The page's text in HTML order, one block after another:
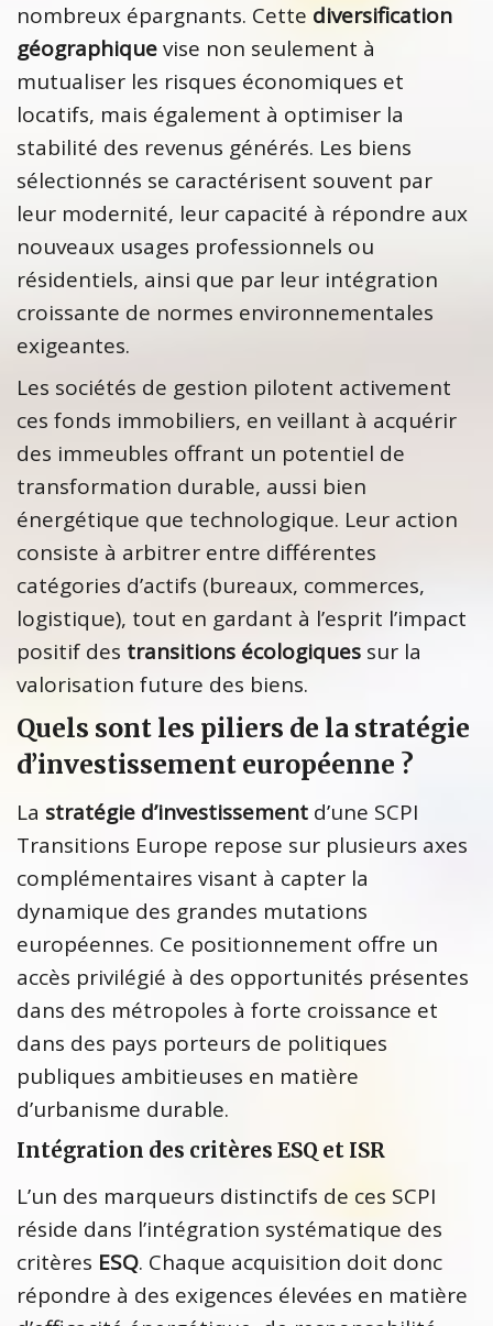
nombreux épargnants. Cette diversification
géographiquevise non seulement à
mutualiser les risques économiques et
locatifs, mais également à optimiser la
stabilité des revenus générés. Les biens
sélectionnés se caractérisent souvent par
leur modernité, leur capacité à répondre aux
nouveaux usages professionnels ou
résidentiels, ainsi que par leur intégration
croissante de normes environnementales
exigeantes.
Les sociétés de gestion pilotent activement
ces fonds immobiliers, en veillant à acquérir
des immeubles offrant un potentiel de
transformation durable, aussi bien
énergétique que technologique. Leur action
consiste à arbitrer entre différentes
catégories d’actifs (bureaux, commerces,
logistique), tout en gardant à l’esprit l’impact
positif des transitions écologiques sur la
valorisation future des biens.
Quels sont les piliers de la stratégie
d’investissement européenne ?
La stratégie d’investissement d’une SCPI
Transitions Europe repose sur plusieurs axes
complémentaires visant à capter la
dynamique des grandes mutations
européennes. Ce positionnement offre un
accès privilégié à des opportunités présentes
dans des métropoles à forte croissance et
dans des pays porteurs de politiques
publiques ambitieuses en matière
d’urbanisme durable.
Intégration des critères ESQ et ISR
L’un des marqueurs distinctifs de ces SCPI
réside dans l’intégration systématique des
critères ESQ. Chaque acquisition doit donc
répondre à des exigences élevées en matière